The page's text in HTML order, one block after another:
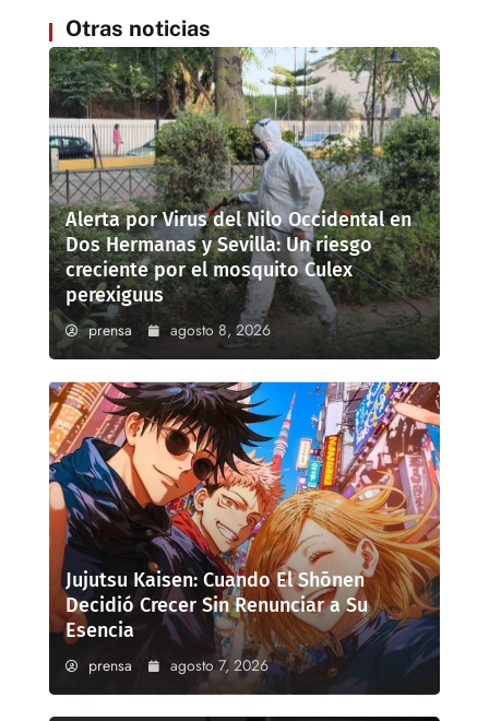
Otras noticias
Alerta por Virus del Nilo Occidental en
Dos Hermanas y Sevilla: Un riesgo
creciente por el mosquito Culex
perexiguus
prensa agosto 8, 2026
Jujutsu Kaisen: Cuando El Shōnen
Decidió Crecer Sin Renunciar a Su
Esencia
prensa agosto 7, 2026